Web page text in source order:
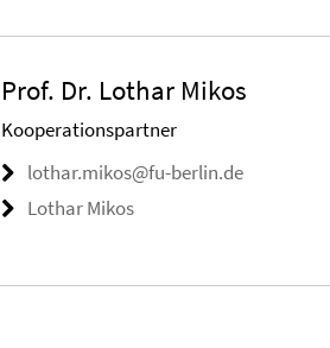
Prof. Dr. Lothar Mikos
Kooperationspartner
lothar.mikos@fu-berlin.de
Lothar Mikos